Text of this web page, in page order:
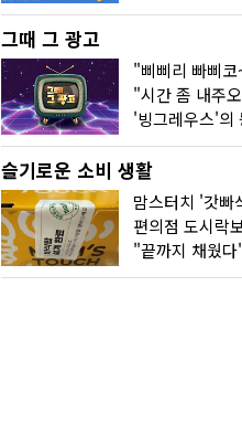
그때 그 광고
슬기로운 소비 생활